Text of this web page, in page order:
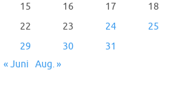
15
16 17 18
22
23 24 25
29
30
31
« Juni Aug. »